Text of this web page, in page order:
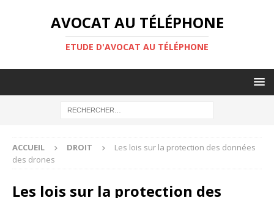
AVOCAT AU TÉLÉPHONE
ETUDE D'AVOCAT AU TÉLÉPHONE
ACCUEIL DROIT
Les lois sur la protection des données
des drones
Les lois sur la protection des